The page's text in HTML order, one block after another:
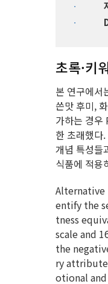
초록·키
본 연구에서
쓴맛 후미,
가하는 경우
한 초래했다
개념 특성들
식품에 적용
Alternative
entify the
tness
scale and
the
ry
otional